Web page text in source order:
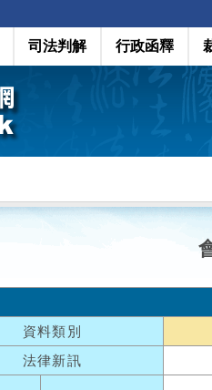
司法判解 行政函釋
資料類別
法律新訊